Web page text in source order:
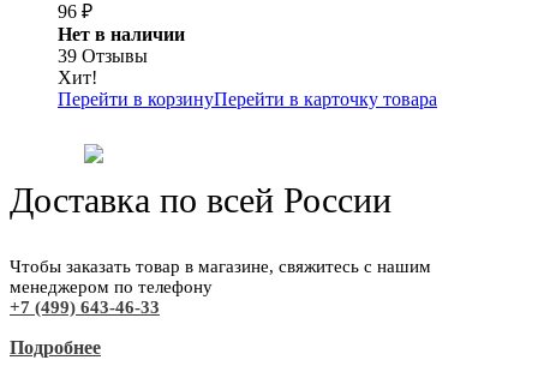
96 ₽
Нет в наличии
39 Отзывы
Хит!
Перейти в корзинуПерейти в карточку товара
Доставка по всей России
Чтобы заказать товар в магазине, свяжитесь с нашим
менеджером по телефону
+7 (499) 643-46-33
Подробнее